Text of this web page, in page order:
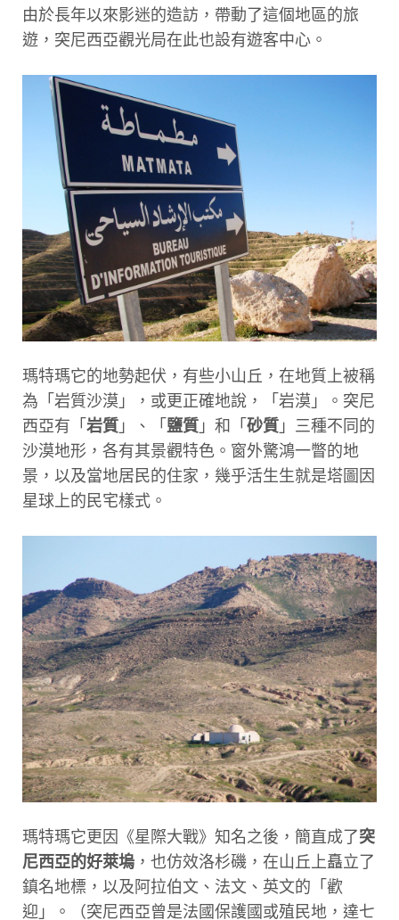
由於長年以來影迷的造訪，帶動了這個地區的旅
遊，突尼西亞觀光局在此也設有遊客中心。
瑪特瑪它的地勢起伏，有些小山丘，在地質上被稱
為「岩質沙漠」，或更正確地說，「岩漠」。突尼
西亞有「 岩質 」、「 鹽質 」和「 砂質 」三種不同的
沙漠地形，各有其景觀特色。窗外驚鴻一瞥的地
景，以及當地居民的住家，幾乎活生生就是塔圖因
星球上的民宅樣式。
瑪特瑪它更因《星際大戰》知名之後，簡直成了突
尼西亞的好萊塢 ，也仿效洛杉磯，在山丘上矗立了
鎮名地標，以及阿拉伯文、法文、英文的「歡
迎」。（突尼西亞曾是法國保護國或殖民地，達七